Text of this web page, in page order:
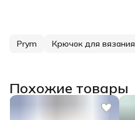
Prym Крючок для вязания
Похожие товары